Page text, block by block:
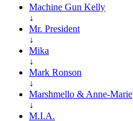
Machine Gun Kelly
↓
Mr. President
↓
Mika
↓
Mark Ronson
↓
Marshmello & Anne-Marie
↓
M.I.A.